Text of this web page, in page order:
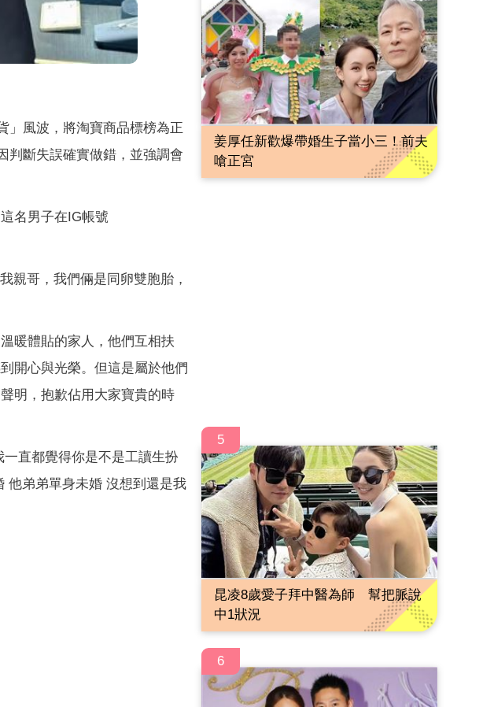
」風波，將淘寶商品標榜為正
判斷失誤確實做錯，並強調會
名男子在IG帳號
親哥，我們倆是同卵雙胞胎，
暖體貼的家人，他們互相扶
開心與光榮。但這是屬於他們
明，抱歉佔用大家寶貴的時
直都覺得你是不是工讀生扮
他弟弟單身未婚 沒想到還是我
姜厚任新歡爆帶婚生子當小三！前夫
嗆正宮
5
昆凌8歲愛子拜中醫為師 幫把脈說
中1狀況
6